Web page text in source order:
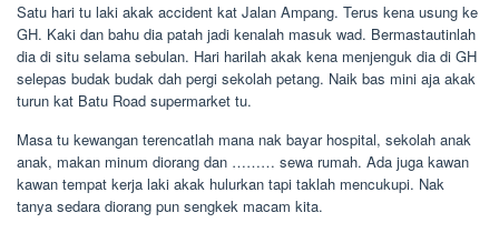
Satu hari tu laki akak accident kat Jalan Ampang. Terus kena usung ke
GH. Kaki dan bahu dia patah jadi kenalah masuk wad. Bermastautinlah
dia di situ selama sebulan. Hari harilah akak kena menjenguk dia di GH
selepas budak budak dah pergi sekolah petang. Naik bas mini aja akak
turun kat Batu Road supermarket tu.
Masa tu kewangan terencatlah mana nak bayar hospital, sekolah anak
anak, makan minum diorang dan ……… sewa rumah. Ada juga kawan
kawan tempat kerja laki akak hulurkan tapi taklah mencukupi. Nak
tanya sedara diorang pun sengkek macam kita.